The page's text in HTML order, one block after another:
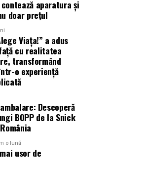
pe 18 februarie,
State, Vlad și Oana Gherman,
Gabriel Vatavu.
spumoasă, filmul
de T.R.I.B.E. Films.
InPieleaMea
actorilor și informații despre
pe paginile social media ale
aparatura și
doar prețul
Viața!” a adus
cu realitatea
transformând
o experiență
Descoperă
BOPP de la Snick
o lună
usor de